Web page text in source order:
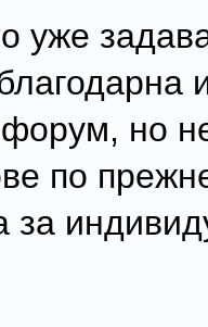
уже
но
по
за